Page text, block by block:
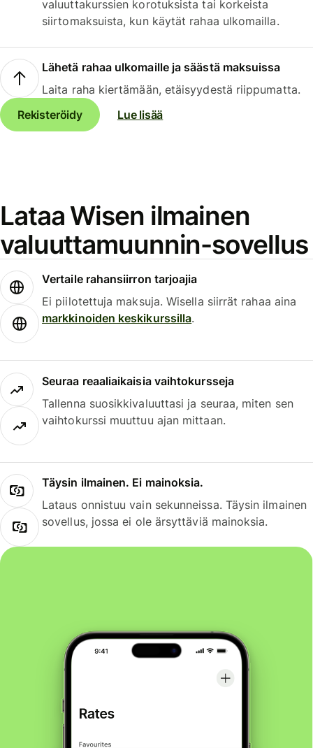
valuuttakurssien korotuksista tai korkeista
siirtomaksuista, kun käytät rahaa ulkomailla.
Lähetä rahaa ulkomaille ja säästä maksuissa
Laita raha kiertämään, etäisyydestä riippumatta.
Rekisteröidy
Lue lisää
Lataa Wisen ilmainen
valuuttamuunnin-sovellus
Vertaile rahansiirron tarjoajia
Ei piilotettuja maksuja. Wisella siirrät rahaa aina
markkinoiden keskikurssilla.
Seuraa reaaliaikaisia vaihtokursseja
Tallenna suosikkivaluuttasi ja seuraa, miten sen
vaihtokurssi muuttuu ajan mittaan.
Täysin ilmainen. Ei mainoksia.
Lataus onnistuu vain sekunneissa. Täysin ilmainen
sovellus, jossa ei ole ärsyttäviä mainoksia.